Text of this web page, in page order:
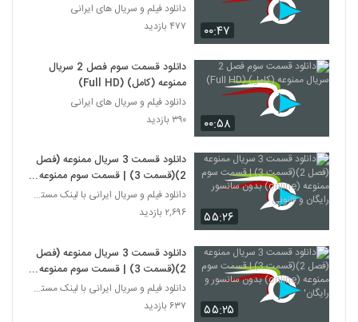
۰۰:۴۷
دانلود فیلم و سریال های ایرانی
۴۷۷ بازدید
۰۰:۵۸
دانلود قسمت سوم فصل 2 سریال
ممنوعه (کامل) (Full HD)
دانلود فیلم و سریال های ایرانی
۳۹۰ بازدید
۵۵:۲۶
دانلود قسمت 3 سریال ممنوعه (فصل
2)(قسمت 3) | قسمت سوم ممنوعه
(online) بدون سانسور رایگان و
قانونی
دانلود فیلم و سریال ایرانی با لینک مستقیم
۲,۶۹۶ بازدید
۵۵:۲۵
دانلود قسمت 3 سریال ممنوعه (فصل
2)(قسمت 3) | قسمت سوم ممنوعه
(online) بدون سانسور و رایگان'
دانلود فیلم و سریال ایرانی با لینک مستقیم
۶۳۷ بازدید